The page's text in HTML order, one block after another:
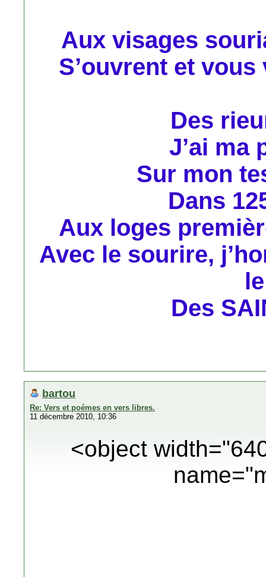
Aux visages
S’ouvrent et
Des
J’ai ma
Sur mon
Dans
Aux loges
Avec le sourire,
Des
bartou
Re: Vers et poémes en vers libres.
11 décembre 2010, 10:36
<object